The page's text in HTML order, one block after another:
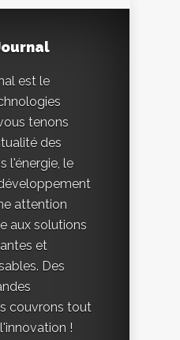
est le
tenons
des
l'énergie, le
attention
aux solutions
et
Des
couvrons tout
!